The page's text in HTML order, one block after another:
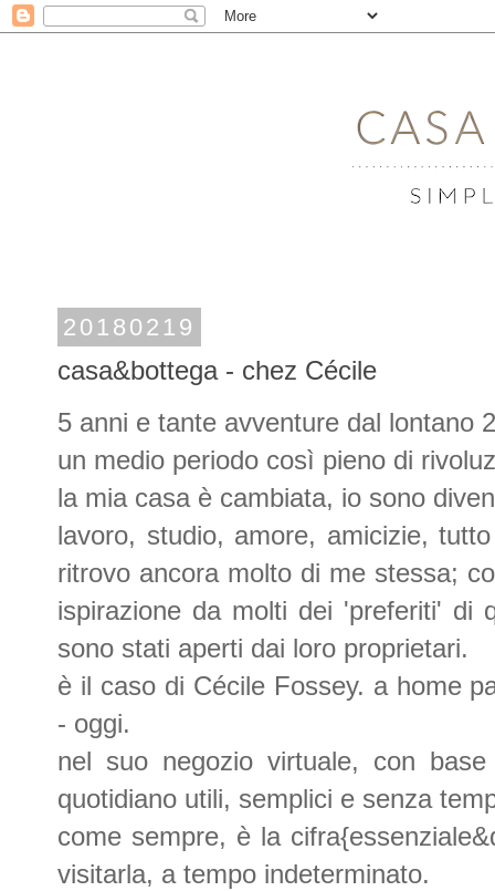
20180219
casa&bottega - chez Cécile
5 anni e tante avventure dal lontano
un medio periodo così pieno di
la mia casa è cambiata, io sono
lavoro, studio, amore, amicizie,
ritrovo ancora molto di me stessa;
ispirazione da molti dei 'preferiti' di
sono stati aperti dai loro proprietari.
è il caso di Cécile Fossey. a home
- oggi.
nel suo negozio virtuale, con base
quotidiano utili, semplici e senza
come sempre, è la
visitarla, a tempo indeterminato.